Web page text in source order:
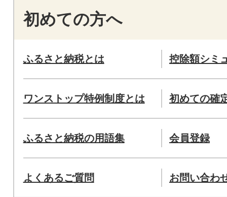
初めての方へ
ふるさと納税とは 控除額シミ
ワンストップ特例制度とは 初めての確
ふるさと納税の用語集 会員登録
よくあるご質問 お問い合わ